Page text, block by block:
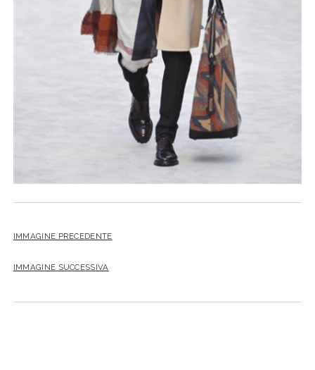
IMMAGINE PRECEDENTE
IMMAGINE SUCCESSIVA